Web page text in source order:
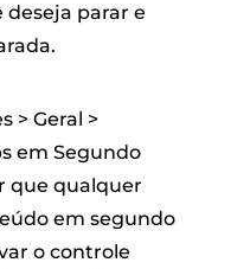
deseja parar e
> Geral >
em Segundo
que qualquer
em segundo
o controle